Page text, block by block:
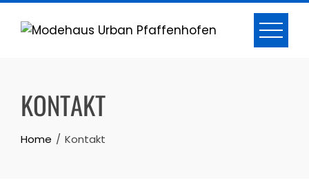
Skip
KONTAKT
Home Kontakt